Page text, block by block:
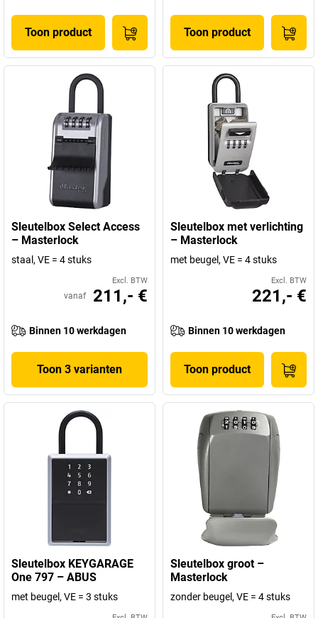
Toon product Toon product
Sleutelbox Select Access
– Masterlock
staal, VE = 4 stuks
Excl. BTW
vanaf 211,- €
Binnen 10 werkdagen
Toon 3 varianten
Sleutelbox met verlichting
– Masterlock
met beugel, VE = 4 stuks
Excl. BTW
221,- €
Binnen 10 werkdagen
Toon product
Sleutelbox KEYGARAGE
One 797 – ABUS
met beugel, VE = 3 stuks
Sleutelbox groot –
Masterlock
zonder beugel, VE = 4 stuks